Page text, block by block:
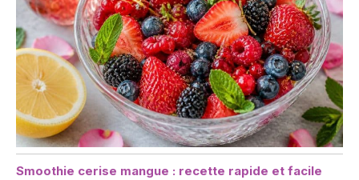
Smoothie cerise mangue : recette rapide et facile